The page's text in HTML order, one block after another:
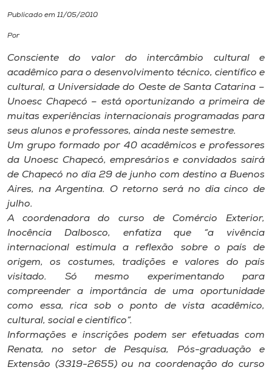
Cultura
CPA
Biblioteca
Editora
Rádio
Museu
Unoesc
Store
Selecione
o idioma
Publicado em 11/05/2010
Por
Consciente do valor do intercâmbio cultural e
acadêmico para o desenvolvimento técnico, científico e
cultural, a Universidade do Oeste de Santa Catarina –
Unoesc Chapecó – está oportunizando a primeira de
muitas experiências internacionais programadas para
seus alunos e professores, ainda neste semestre.
Um grupo formado por 40 acadêmicos e professores
da Unoesc Chapecó, empresários e convidados sairá
de Chapecó no dia 29 de junho com destino a Buenos
Aires, na Argentina. O retorno será no dia cinco de
julho.
A coordenadora do curso de Comércio Exterior,
Inocência Dalbosco, enfatiza que “a vivência
internacional estimula a reflexão sobre o país de
origem, os costumes, tradições e valores do país
visitado. Só mesmo experimentando para
compreender a importância de uma oportunidade
como essa, rica sob o ponto de vista acadêmico,
cultural, social e científico”.
Informações e inscrições podem ser efetuadas com
Renata, no setor de Pesquisa, Pós-graduação e
Extensão (3319-2655) ou na coordenação do curso